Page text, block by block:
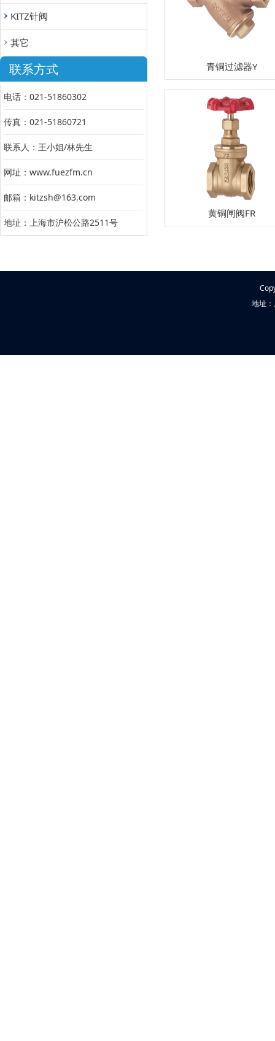
KITZ针阀
其它
联系方式
电话：021-51860302
传真：021-51860721
联系人：王小姐/林先生
网址：www.fuezfm.cn
邮箱：kitzsh@163.com
地址：上海市沪松公路2511号
青铜过滤器Y
黄铜闸阀FR
地址